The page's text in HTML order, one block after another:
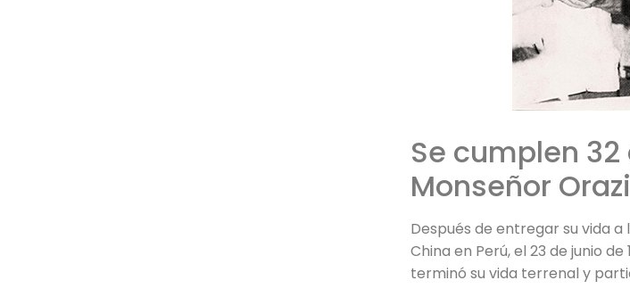
Se cumplen
Monseñor
Después de entregar su vida
China en Perú, el 23 de junio
terminó su vida terrenal y